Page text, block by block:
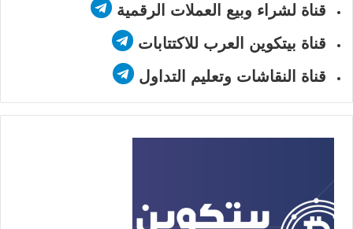
قناة لشراء وبيع العملات الرقمية
قناة بيتكوين العرب للاكتتابات
قناة النقاشات وتعليم التداول